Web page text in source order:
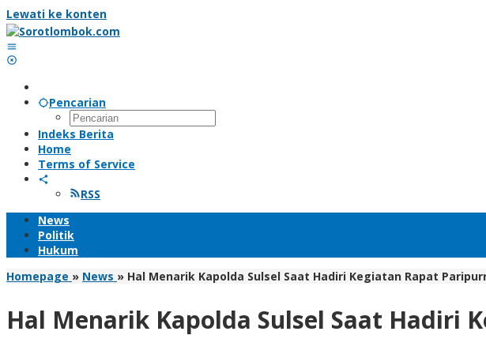
Lewati ke konten
Pencarian
Indeks Berita
Home
Terms of Service
RSS
News
Politik
Hukum
Homepage » News » Hal Menarik Kapolda Sulsel Saat Hadiri Kegiatan Rapat
Hal Menarik Kapolda Sulsel Saat Hadiri